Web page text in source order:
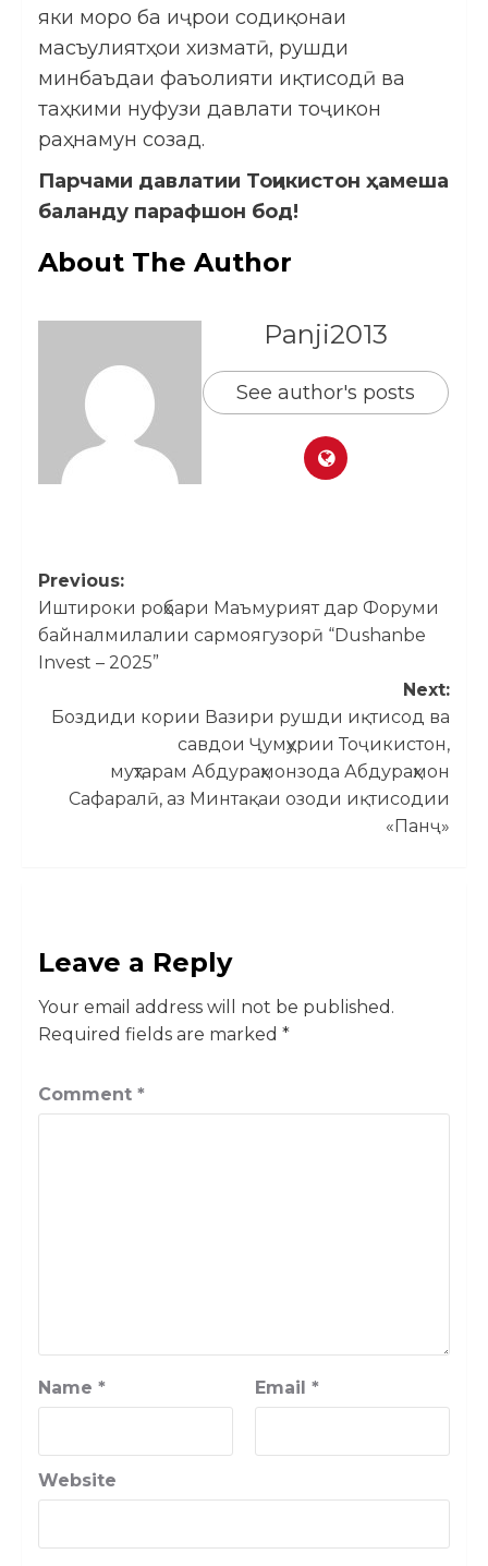
яки моро ба иҷрои содиқонаи
масъулиятҳои хизматӣ, рушди
минбаъдаи фаъолияти иқтисодӣ ва
таҳкими нуфузи давлати тоҷикон
раҳнамун созад.
Парчами давлатии Тоҷикистон ҳамеша
баланду парафшон бод!
About The Author
Panji2013
See author's posts
Previous:
Иштироки роҳбари Маъмурият дар Форуми
байналмилалии сармоягузорӣ “Dushanbe
Invest – 2025”
Next:
Боздиди кории Вазири рушди иқтисод ва
савдои Ҷумҳурии Тоҷикистон,
муҳтарам Абдураҳмонзода Абдураҳмон
Сафаралӣ, аз Минтақаи озоди иқтисодии
«Панҷ»
Leave a Reply
Your email address will not be published.
Required fields are marked *
Comment *
Name * Email *
Website